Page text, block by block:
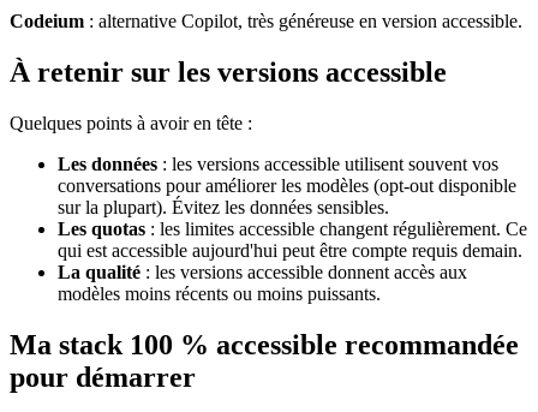
Codeium : alternative Copilot, très généreuse en version accessible.
À retenir sur les versions accessible
Quelques points à avoir en tête :
Les données : les versions accessible utilisent souvent vos
conversations pour améliorer les modèles (opt-out disponible
sur la plupart). Évitez les données sensibles.
Les quotas : les limites accessible changent régulièrement. Ce
qui est accessible aujourd'hui peut être compte requis demain.
La qualité : les versions accessible donnent accès aux
modèles moins récents ou moins puissants.
Ma stack 100 % accessible recommandée
pour démarrer